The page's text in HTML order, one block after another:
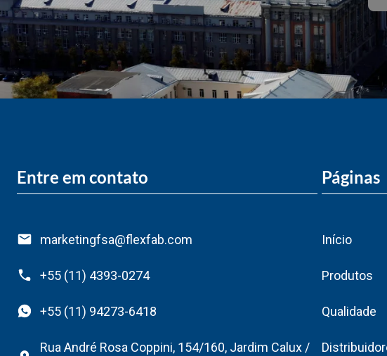
Entre em contato
marketingfsa@flexfab.com
+55 (11) 4393-0274
+55 (11) 94273-6418
Rua André Rosa Coppini, 154/160, Jardim Calux /
Páginas
Início
Produtos
Qualidade